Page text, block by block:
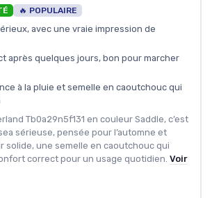
🔥 POPULAIRE
avec une vraie impression de
après quelques jours, bon pour marcher
à la pluie et semelle en caoutchouc qui
Tb0a29n5f131 en couleur Saddle, c’est
sérieuse, pensée pour l’automne et
solide, une semelle en caoutchouc qui
correct pour un usage quotidien. Voir